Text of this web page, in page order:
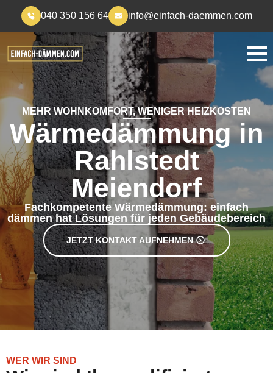
040 350 156 64 info@einfach-daemmen.com
MEHR WOHNKOMFORT, WENIGER HEIZKOSTEN
Wärmedämmung in
Rahlstedt
Meiendorf
Fachkompetente Wärmedämmung: einfach
dämmen hat Lösungen für jeden Gebäudebereich
JETZT KONTAKT AUFNEHMEN
WER WIR SIND